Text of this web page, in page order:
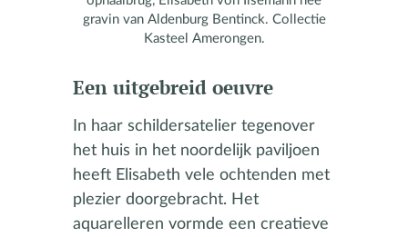
gravin van Aldenburg Bentinck. Collectie
Kasteel Amerongen.
Een uitgebreid oeuvre
In haar schildersatelier tegenover
het huis in het noordelijk paviljoen
heeft Elisabeth vele ochtenden met
plezier doorgebracht. Het
aquarelleren vormde een creatieve